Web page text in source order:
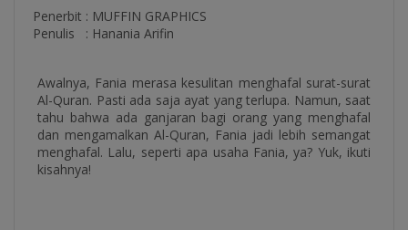
Penerbit : MUFFIN GRAPHICS
Penulis
: Hanania Arifin
Awalnya, Fania merasa kesulitan menghafal surat-surat
Al-Quran. Pasti ada saja ayat yang terlupa. Namun, saat
tahu bahwa ada ganjaran bagi orang yang menghafal
dan mengamalkan Al-Quran, Fania jadi lebih semangat
menghafal. Lalu, seperti apa usaha Fania, ya? Yuk, ikuti
kisahnya!